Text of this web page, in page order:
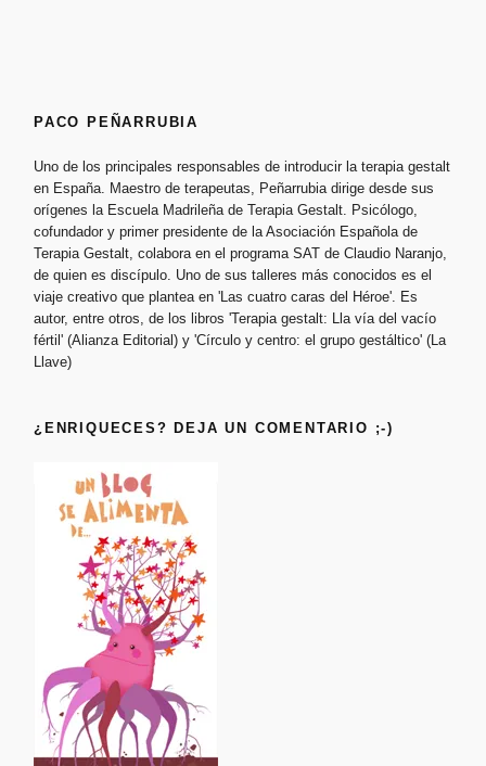
PACO PEÑARRUBIA
Uno de los principales responsables de introducir la terapia gestalt
en España. Maestro de terapeutas, Peñarrubia dirige desde sus
orígenes la Escuela Madrileña de Terapia Gestalt. Psicólogo,
cofundador y primer presidente de la Asociación Española de
Terapia Gestalt, colabora en el programa SAT de Claudio Naranjo,
de quien es discípulo. Uno de sus talleres más conocidos es el
viaje creativo que plantea en 'Las cuatro caras del Héroe'. Es
autor, entre otros, de los libros 'Terapia gestalt: Lla vía del vacío
fértil' (Alianza Editorial) y 'Círculo y centro: el grupo gestáltico' (La
Llave)
¿ENRIQUECES? DEJA UN COMENTARIO ;-)